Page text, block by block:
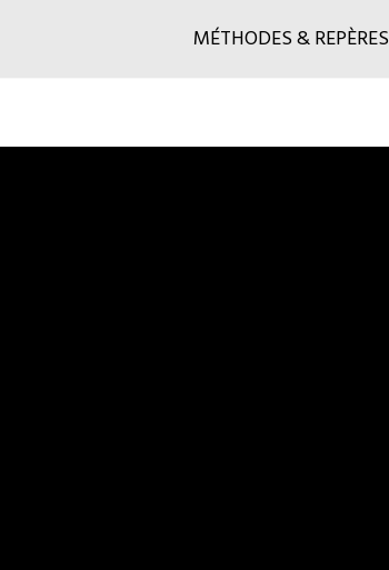
MÉTHODES & REPÈRES